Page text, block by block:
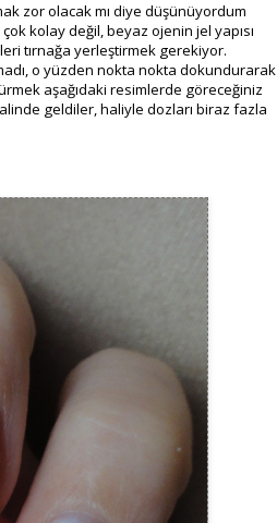
zor olacak mı diye düşünüyordum
kolay değil, beyaz ojenin jel yapısı
tırnağa yerleştirmek gerekiyor.
o yüzden nokta nokta dokundurarak
aşağıdaki resimlerde göreceğiniz
geldiler, haliyle dozları biraz fazla